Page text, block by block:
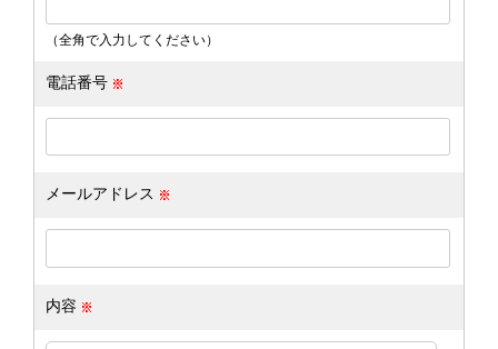
（全角で入力してください）
電話番号
メールアドレス
内容